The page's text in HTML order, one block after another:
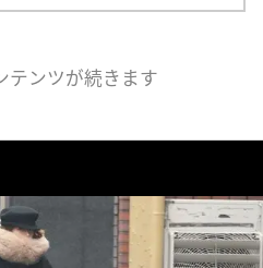
テンツが続きます